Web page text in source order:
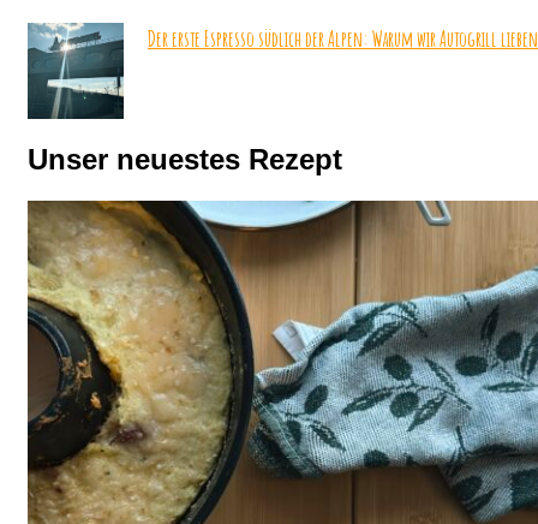
Der erste Espresso südlich der Alpen: Warum wir Autogrill lieben
Unser neuestes Rezept